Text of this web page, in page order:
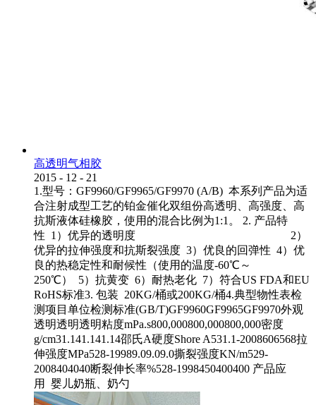
高透明气相胶
2015 - 12 - 21
1.型号：GF9960/GF9965/GF9970 (A/B) 本系列产品为适
合注射成型工艺的铂金催化双组份高透明、高强度、高
抗斯液体硅橡胶，使用的混合比例为1:1。 2. 产品特
性 1）优异的透明度 2）
优异的拉伸强度和抗斯裂强度 3）优良的回弹性 4）优
良的热稳定性和耐候性（使用的温度-60℃～
250℃） 5）抗黄变 6）耐热老化 7）符合US FDA和EU
RoHS标准3. 包装 20KG/桶或200KG/桶4.典型物性表检
测项目单位检测标准(GB/T)GF9960GF9965GF9970外观
透明透明透明粘度mPa.s800,000800,000800,000密度
g/cm31.141.141.14邵氏A硬度Shore A531.1-2008606568拉
伸强度MPa528-19989.09.09.0撕裂强度KN/m529-
2008404040断裂伸长率%528-1998450400400 产品应
用 婴儿奶瓶、奶勺